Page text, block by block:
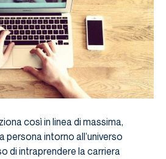
così in linea di massima,
persona intorno all’universo
di intraprendere la carriera